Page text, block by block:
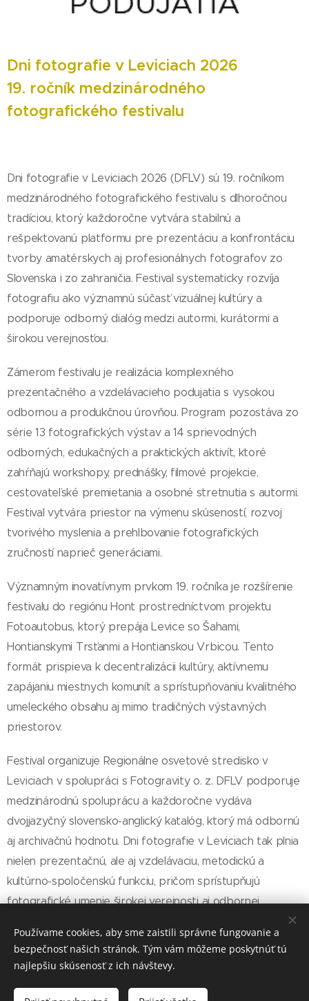
Dni fotografie v Leviciach 2026
19. ročník medzinárodného
fotografického festivalu
Dni fotografie v Leviciach 2026 (DFLV) sú 19. ročníkom
medzinárodného fotografického festivalu s dlhoročnou
tradíciou, ktorý každoročne vytvára stabilnú a
rešpektovanú platformu pre prezentáciu a konfrontáciu
tvorby amatérskych aj profesionálnych fotografov zo
Slovenska i zo zahraničia. Festival systematicky rozvíja
fotografiu ako významnú súčasť vizuálnej kultúry a
podporuje odborný dialóg medzi autormi, kurátormi a
širokou verejnosťou.
Zámerom festivalu je realizácia komplexného
prezentačného a vzdelávacieho podujatia s vysokou
odbornou a produkčnou úrovňou. Program pozostáva zo
série 13 fotografických výstav a 14 sprievodných
odborných, edukačných a praktických aktivít, ktoré
zahŕňajú workshopy, prednášky, filmové projekcie,
cestovateľské premietania a osobné stretnutia s autormi.
Festival vytvára priestor na výmenu skúseností, rozvoj
tvorivého myslenia a prehlbovanie fotografických
zručností naprieč generáciami.
Významným inovatívnym prvkom 19. ročníka je rozšírenie
festivalu do regiónu Hont prostredníctvom projektu
Fotoautobus, ktorý prepája Levice so Šahami,
Hontianskymi Trsťanmi a Hontianskou Vrbicou. Tento
formát prispieva k decentralizácii kultúry, aktívnemu
zapájaniu miestnych komunít a sprístupňovaniu kvalitného
umeleckého obsahu aj mimo tradičných výstavných
priestorov.
Festival organizuje Regionálne osvetové stredisko v
Leviciach v spolupráci s Fotogravity o. z. DFLV podporuje
medzinárodnú spoluprácu a každoročne vydáva
dvojjazyčný slovensko-anglický katalóg, ktorý má odbornú
aj archivačnú hodnotu. Dni fotografie v Leviciach tak plnia
nielen prezentačnú, ale aj vzdelávaciu, metodickú a
kultúrno-spoločenskú funkciu, pričom sprístupňujú
fotografické umenie širokej verejnosti aj odbornej
© 2007 - 2021 REGIONÁLNE OSVETOVÉ STREDISKO V LEVICIACH
Používame cookies, aby sme zaistili správne fungovanie a
bezpečnosť našich stránok. Tým vám môžeme poskytnúť tú
najlepšiu skúsenosť z ich návštevy.